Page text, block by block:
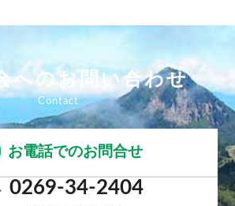
へのお問い合わせ
お電話でのお問合せ
0269-34-2404